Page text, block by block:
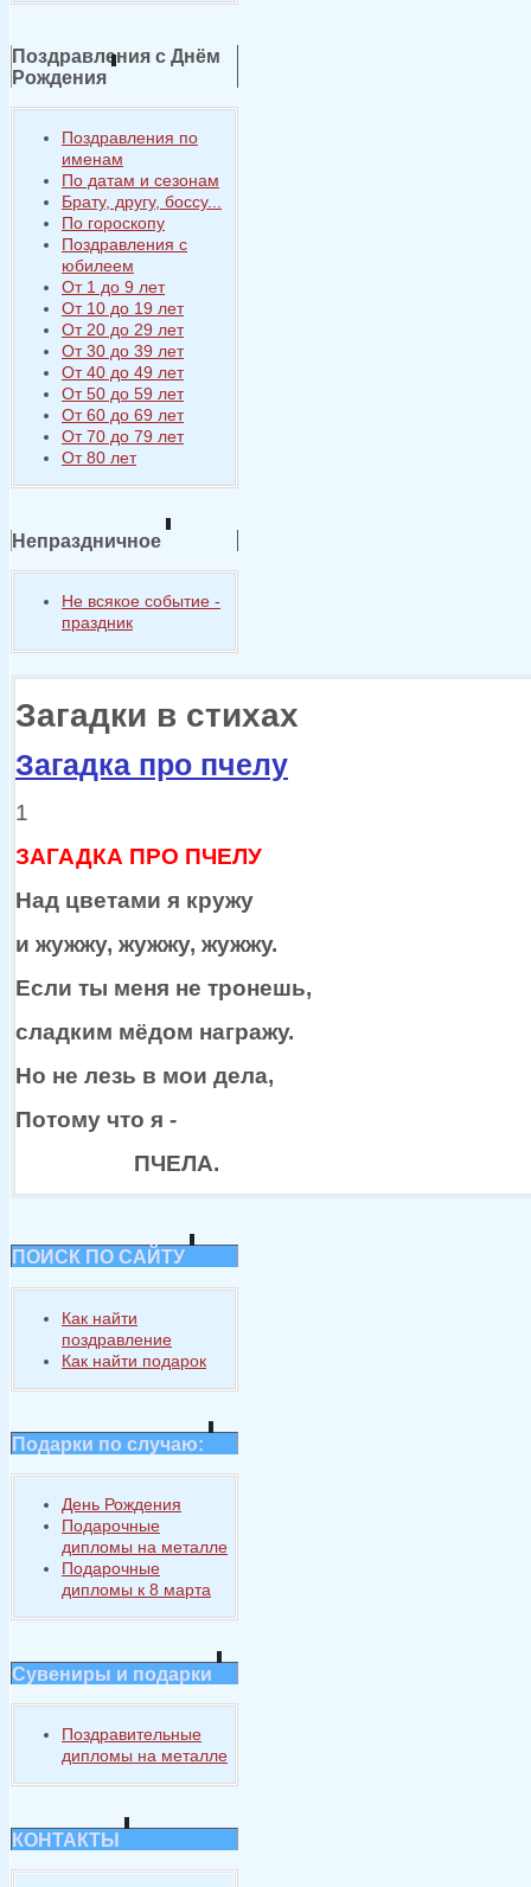
Поздравления с Днём
Рождения
Поздравления по
именам
По датам и сезонам
Брату, другу, боссу...
По гороскопу
Поздравления с
юбилеем
От 1 до 9 лет
От 10 до 19 лет
От 20 до 29 лет
От 30 до 39 лет
От 40 до 49 лет
От 50 до 59 лет
От 60 до 69 лет
От 70 до 79 лет
От 80 лет
Непраздничное
Не всякое событие -
праздник
Загадки в стихах
Загадка про пчелу
1
ЗАГАДКА ПРО ПЧЕЛУ
Над цветами я кружу
и жужжу, жужжу, жужжу.
Если ты меня не тронешь,
сладким мёдом награжу.
Но не лезь в мои дела,
Потому что я -
ПЧЕЛА.
ПОИСК ПО САЙТУ
Как найти
поздравление
Как найти подарок
Подарки по случаю:
День Рождения
Подарочные
дипломы на металле
Подарочные
дипломы к 8 марта
Сувениры и подарки
Поздравительные
дипломы на металле
КОНТАКТЫ